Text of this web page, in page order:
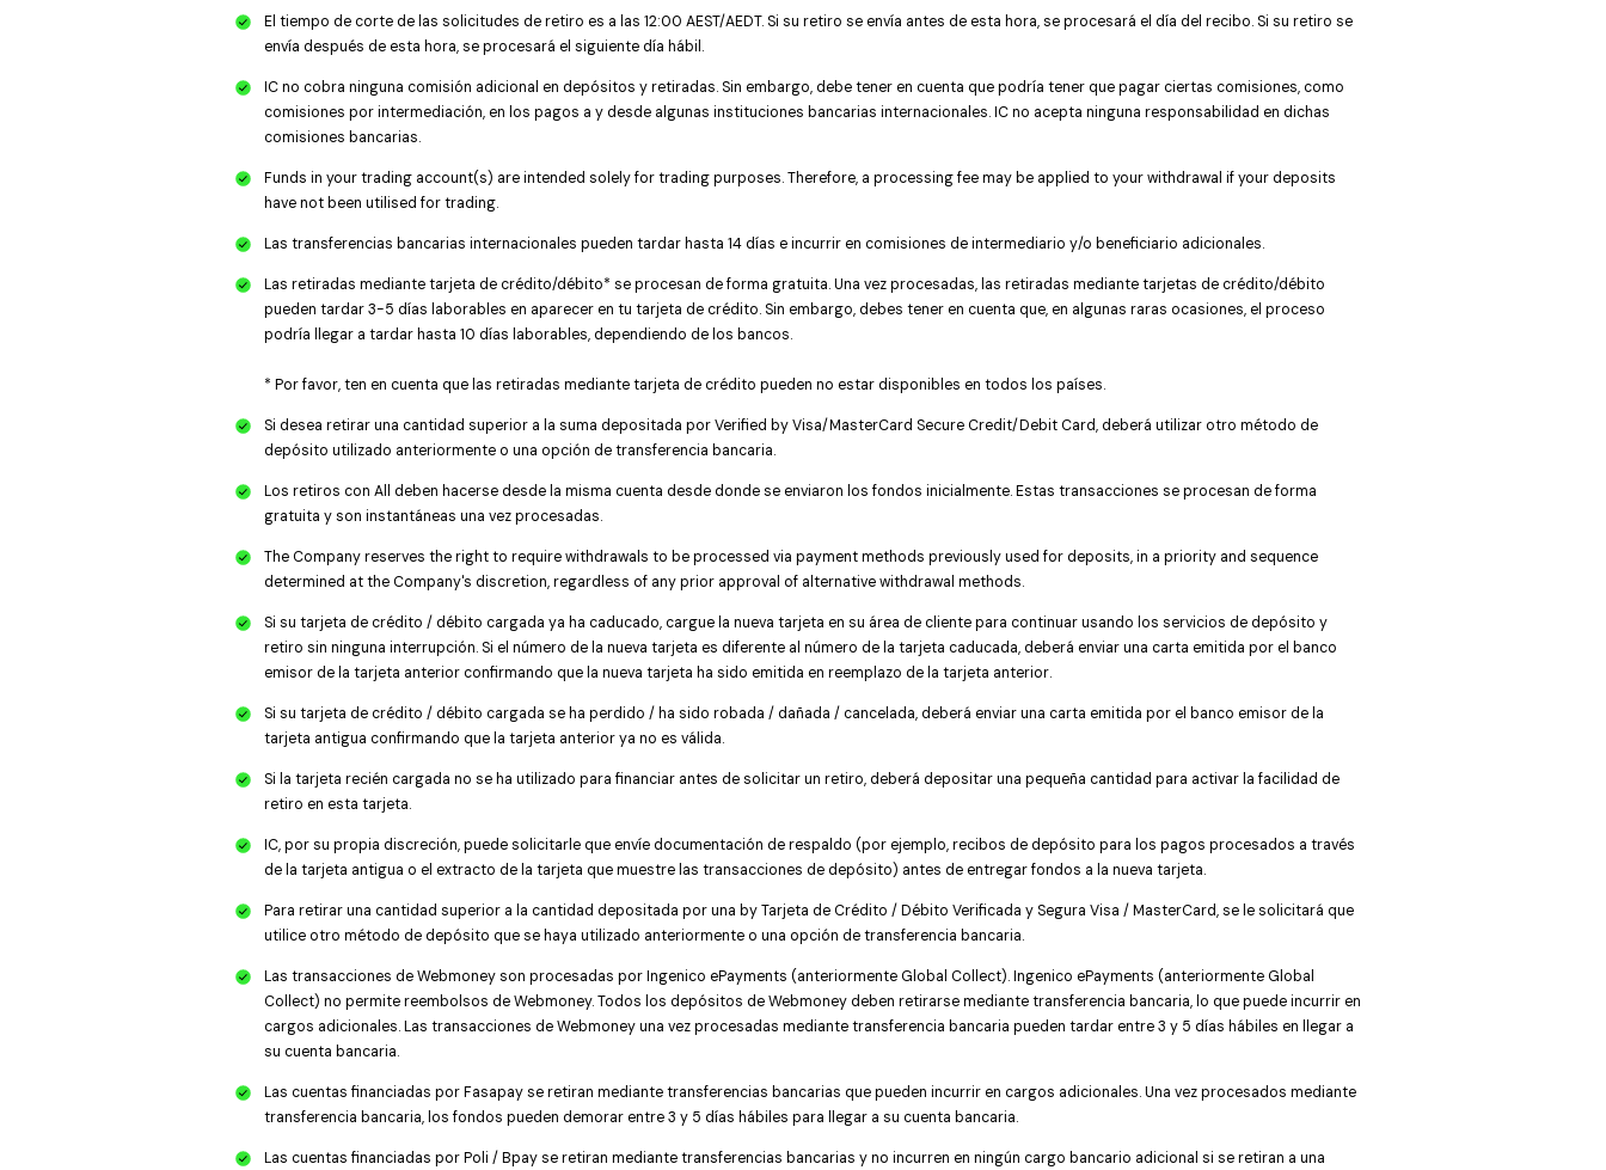
El tiempo de corte de las solicitudes de retiro es a las 12:00 AEST/AEDT. Si su retiro se envía antes de esta hora, se procesará el día del recibo. Si su retiro se
envía después de esta hora, se procesará el siguiente día hábil.
IC no cobra ninguna comisión adicional en depósitos y retiradas. Sin embargo, debe tener en cuenta que podría tener que pagar ciertas comisiones, como
comisiones por intermediación, en los pagos a y desde algunas instituciones bancarias internacionales. IC no acepta ninguna responsabilidad en dichas
comisiones bancarias.
Funds in your trading account(s) are intended solely for trading purposes. Therefore, a processing fee may be applied to your withdrawal if your deposits
have not been utilised for trading.
Las transferencias bancarias internacionales pueden tardar hasta 14 días e incurrir en comisiones de intermediario y/o beneficiario adicionales.
Las retiradas mediante tarjeta de crédito/débito* se procesan de forma gratuita. Una vez procesadas, las retiradas mediante tarjetas de crédito/débito
pueden tardar 3-5 días laborables en aparecer en tu tarjeta de crédito. Sin embargo, debes tener en cuenta que, en algunas raras ocasiones, el proceso
podría llegar a tardar hasta 10 días laborables, dependiendo de los bancos.
* Por favor, ten en cuenta que las retiradas mediante tarjeta de crédito pueden no estar disponibles en todos los países.
Si desea retirar una cantidad superior a la suma depositada por Verified by Visa/MasterCard Secure Credit/Debit Card, deberá utilizar otro método de
depósito utilizado anteriormente o una opción de transferencia bancaria.
Los retiros con All deben hacerse desde la misma cuenta desde donde se enviaron los fondos inicialmente. Estas transacciones se procesan de forma
gratuita y son instantáneas una vez procesadas.
The Company reserves the right to require withdrawals to be processed via payment methods previously used for deposits, in a priority and sequence
determined at the Company's discretion, regardless of any prior approval of alternative withdrawal methods.
Si su tarjeta de crédito / débito cargada ya ha caducado, cargue la nueva tarjeta en su área de cliente para continuar usando los servicios de depósito y
retiro sin ninguna interrupción. Si el número de la nueva tarjeta es diferente al número de la tarjeta caducada, deberá enviar una carta emitida por el banco
emisor de la tarjeta anterior confirmando que la nueva tarjeta ha sido emitida en reemplazo de la tarjeta anterior.
Si su tarjeta de crédito / débito cargada se ha perdido / ha sido robada / dañada / cancelada, deberá enviar una carta emitida por el banco emisor de la
tarjeta antigua confirmando que la tarjeta anterior ya no es válida.
Si la tarjeta recién cargada no se ha utilizado para financiar antes de solicitar un retiro, deberá depositar una pequeña cantidad para activar la facilidad de
retiro en esta tarjeta.
IC, por su propia discreción, puede solicitarle que envíe documentación de respaldo (por ejemplo, recibos de depósito para los pagos procesados a través
de la tarjeta antigua o el extracto de la tarjeta que muestre las transacciones de depósito) antes de entregar fondos a la nueva tarjeta.
Para retirar una cantidad superior a la cantidad depositada por una by Tarjeta de Crédito / Débito Verificada y Segura Visa / MasterCard, se le solicitará que
utilice otro método de depósito que se haya utilizado anteriormente o una opción de transferencia bancaria.
Las transacciones de Webmoney son procesadas por Ingenico ePayments (anteriormente Global Collect). Ingenico ePayments (anteriormente Global
Collect) no permite reembolsos de Webmoney. Todos los depósitos de Webmoney deben retirarse mediante transferencia bancaria, lo que puede incurrir en
cargos adicionales. Las transacciones de Webmoney una vez procesadas mediante transferencia bancaria pueden tardar entre 3 y 5 días hábiles en llegar a
su cuenta bancaria.
Las cuentas financiadas por Fasapay se retiran mediante transferencias bancarias que pueden incurrir en cargos adicionales. Una vez procesados mediante
transferencia bancaria, los fondos pueden demorar entre 3 y 5 días hábiles para llegar a su cuenta bancaria.
Las cuentas financiadas por Poli / Bpay se retiran mediante transferencias bancarias y no incurren en ningún cargo bancario adicional si se retiran a una